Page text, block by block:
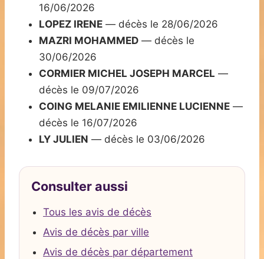
16/06/2026
LOPEZ IRENE — décès le 28/06/2026
MAZRI MOHAMMED — décès le
30/06/2026
CORMIER MICHEL JOSEPH MARCEL —
décès le 09/07/2026
COING MELANIE EMILIENNE LUCIENNE —
décès le 16/07/2026
LY JULIEN — décès le 03/06/2026
Consulter aussi
Tous les avis de décès
Avis de décès par ville
Avis de décès par département